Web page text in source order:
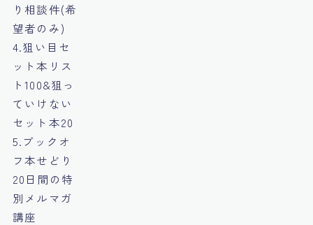
り相談件(希
望者のみ)
4.狙い目セ
ット本リス
ト100&狙っ
ていけない
セット本20
5.ブックオ
フ本せどり
20日間の特
別メルマガ
講座